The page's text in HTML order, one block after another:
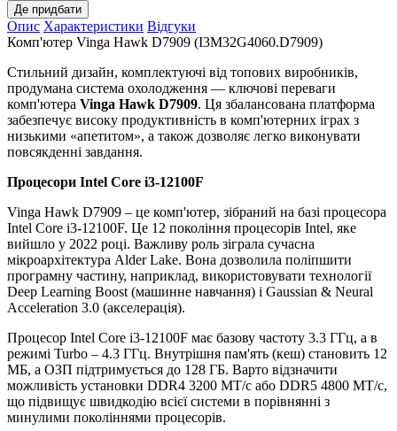
Де придбати
Опис Характеристики Відгуки
Комп'ютер Vinga Hawk D7909 (I3M32G4060.D7909)
Стильний дизайн, комплектуючі від топових виробників,
продумана система охолодження — ключові переваги
комп'ютера Vinga Hawk D7909. Ця збалансована платформа
забезпечує високу продуктивність в комп'ютерних іграх з
низькими «апетитом», а також дозволяє легко виконувати
повсякденні завдання.
Процесори Intel Core i3-12100F
Vinga Hawk D7909 – це комп'ютер, зібраний на базі процесора
Intel Core i3-12100F. Це 12 покоління процесорів Intel, яке
вийшло у 2022 році. Важливу роль зіграла сучасна
мікроархітектура Alder Lake. Вона дозволила поліпшити
програмну частину, наприклад, використовувати технології
Deep Learning Boost (машинне навчання) і Gaussian & Neural
Acceleration 3.0 (акселерація).
Процесор Intel Core i3-12100F має базову частоту 3.3 ГГц, а в
режимі Turbo – 4.3 ГГц. Внутрішня пам'ять (кеш) становить 12
МБ, а ОЗП підтримується до 128 ГБ. Варто відзначити
можливість установки DDR4 3200 МТ/с або DDR5 4800 МТ/с,
що підвищує швидкодію всієї системи в порівнянні з
минулими поколіннями процесорів.